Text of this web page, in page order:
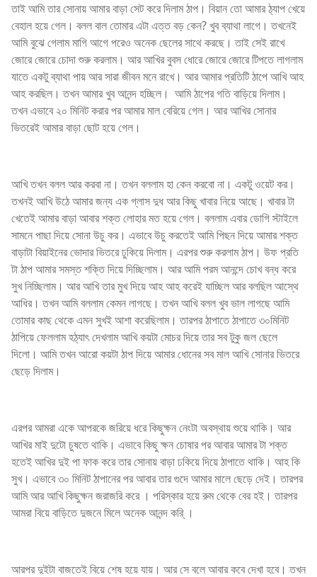
তাই আমি তার সোনায় আমার বাড়া সেট করে দিলাম ঠাপ। বিয়ান তো আমার ঠ্যাপ খেয়ে
বেহাল হয়ে গেল। বলল বাল তোমার এটা এত্ত বড় কেন? খুব ব্যাথা লাগে। তখনেই
আমি বুঝে গেলাম মাগি আগে পরেও অনেক ছেলের সাথে করছে। তাই সেই রাখে
জোরে জোরে চোদা শুরু করলাম। আর আখির বুবস ধোরে জোরে জোরে টিপতে লাগলাম
যাতে একটু ব্যাথা পায় আর সারা জীবন মনে রাখে। আর আমার প্রতিটি ঠাপে আখি আহ
আহ করছিল। তখন আমার খুব আনন্দ হচ্ছিল। আমি ঠাপের গতি বাড়িয়ে দিলাম।
তখন এভাবে ২০ মিনিট করার পর আমার মাল বেরিয়ে গেল। আর আখির সোনার
ভিতরেই আমার বাড়া ছোট হয়ে গেল।
আখি তখন বলল আর করবা না। তখন বললাম হা কেন করবো না। একটু ওয়েট কর।
তখনই আখি উঠে আমার জন্য এক গ্লাস দুধ আর কিছু খাবার নিয়ে আছে। খাবার টা
খেতেই আমার বাড়া আবার শক্ত লোহার মত হয়ে গেল। বললাম এবার ডোগি স্টাইলে
সামনে পাছা দিয়ে সোনা উচু কর। এভাবে উচু করতেই আমি পিছন দিয়ে আমার শক্ত
বাড়াটা বিয়াইনের ভোদার ভিতরে ঢুকিয়ে দিলাম। এরপর শুরু করলাম ঠাপ। উফ প্রতি
টা ঠাপ আমার সমস্ত শক্তি দিয়ে দিচ্ছিলাম। আর আমি পরম আনন্দে চোখ বন্ধ করে
সুখ নিচ্ছিলাম। আর আখি তার মুখ দিয়ে আহ আহ করেই যাচ্ছিল আর বলছিল আস্থে
আধির। তখন আমি বললাম কেমন লাগছে। তখন আখি বলল খুব ভাল লাগছে আমি
তোমার কাছ থেকে এমন সুখই আশা করেছিলাম। তারপর ঠাপাতে ঠাপাতে ৩০মিনিট
ঠাপিয়ে ফেললাম হঠ্যাৎ দেখলাম আখি কয়টা মোচর দিয়ে তার সব টুকু জল ছেলে
দিলো। আমি তখন আরো কয়টা ঠাপ দিয়ে আমার ধোনের সব মাল আখি সোনার ভিতরে
ছেড়ে দিলাম।
এরপর আমরা একে আপরকে জরিয়ে ধরে কিছুক্ষন নেংটা অবস্থায় শুয়ে থাকি। আর
আখির মাই দুটো চুষতে থাকি। এভাবে কিছু ক্ষন চোষার পর আবার আমার টা শক্ত
হতেই আখির দুই পা ফাক করে তার সোনায় বাড়া ঢকিয়ে দিয়ে ঠাপাতে থাকি। আহ কি
সুখ। এভাবে ৩০ মিনিট ঠাপানের পর আবার তার গুদে আমার মালে ছেড়ে দেই। তারপর
আমি আর আখি কিছুক্ষন জরাজরি করে । পরিস্কার হয়ে রুম থেকে বের হই। তারপর
আমরা বিয়ে বাড়িতে দুজনে মিলে অনেক আনন্দ করি্ ।
আরপর দুইটা বাজতেই বিয়ে শেষ হয়ে যায়। আর সে বলে আবার কবে দেখা হবে। তখন